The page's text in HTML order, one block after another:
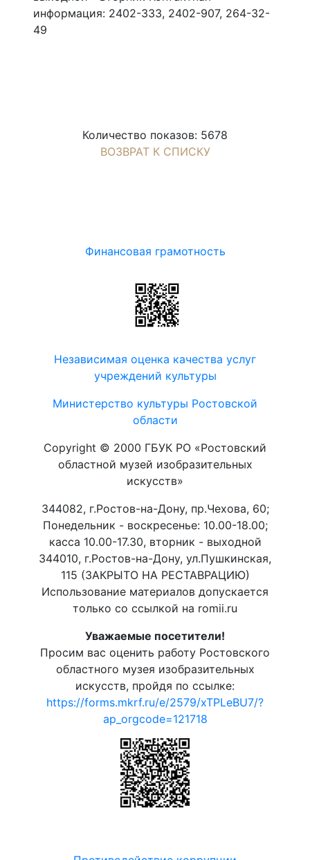
информация: 2402-333, 2402-907, 264-32-
49
Количество показов: 5678
ВОЗВРАТ К СПИСКУ
Финансовая грамотность
Независимая оценка качества услуг
учреждений культуры
Министерство культуры Ростовской
области
Copyright © 2000 ГБУК РО «Ростовский
областной музей изобразительных
искусств»
344082, г.Ростов-на-Дону, пр.Чехова, 60;
Понедельник - воскресенье: 10.00-18.00;
касса 10.00-17.30, вторник - выходной
344010, г.Ростов-на-Дону, ул.Пушкинская,
115 (ЗАКРЫТО НА РЕСТАВРАЦИЮ)
Использование материалов допускается
только со ссылкой на romii.ru
Уважаемые посетители!
Просим вас оценить работу Ростовского
областного музея изобразительных
искусств, пройдя по ссылке:
https://forms.mkrf.ru/e/2579/xTPLeBU7/?
ap_orgcode=121718